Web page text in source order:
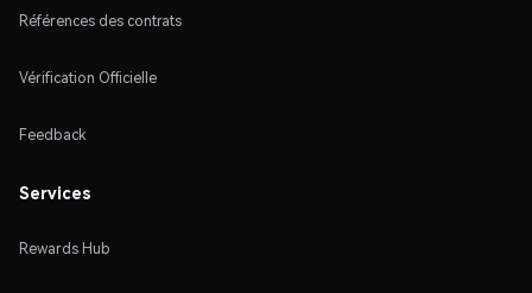
Références des contrats
Vérification Officielle
Feedback
Services
Rewards Hub